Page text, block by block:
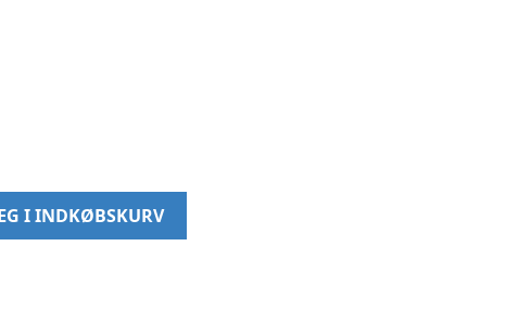
I INDKØBSKURV